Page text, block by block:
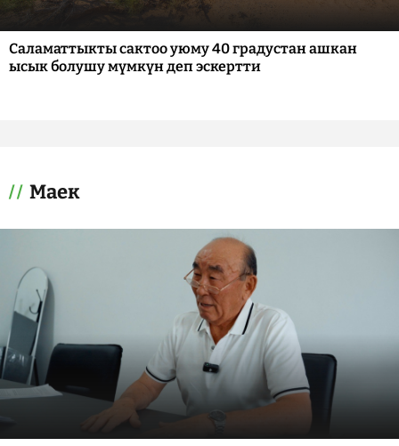
Саламаттыкты сактоо уюму 40 градустан ашкан
ысык болушу мүмкүн деп эскертти
Маек